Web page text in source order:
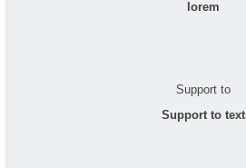
lorem
Support to
Support to text